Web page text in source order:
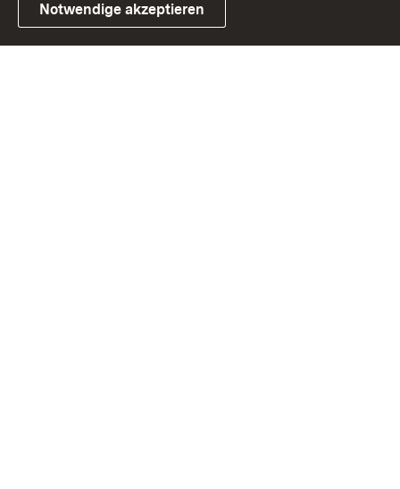
Link zum Landesportal
Notwendige akzeptieren